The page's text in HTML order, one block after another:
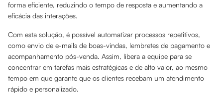
forma eficiente, reduzindo o tempo de resposta e aumentando a
eficácia das interações.
Com esta solução, é possível automatizar processos repetitivos,
como envio de e-mails de boas-vindas, lembretes de pagamento e
acompanhamento pós-venda. Assim, libera a equipe para se
concentrar em tarefas mais estratégicas e de alto valor, ao mesmo
tempo em que garante que os clientes recebam um atendimento
rápido e personalizado.